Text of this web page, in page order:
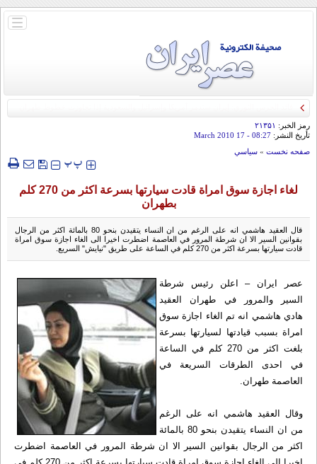
باز
رمز الخبر: ۲۱۳۵۱
تأريخ النشر: 08:27
- 17 March 2010
صفحه نخست » سياسي
‍‍‍ پپ
لغاء اجازة سوق امراة قادت سيارتها بسرعة اكثر من 270 كلم
بطهران
قال العقيد هاشمي انه على الرغم من ان النساء يتقيدن بنحو 80 بالمائة اكثر من الرجال
بقوانين السير الا ان شرطة المرور في العاصمة اضطرت اخيرا الى الغاء اجازة سوق امراة
قادت سيارتها بسرعة اكثر من 270 كلم في الساعة على طريق "نيايش" السريع.
عصر ايران – اعلن رئيس شرطة
السير والمرور في طهران العقيد
هادي هاشمي انه تم الغاء اجازة سوق
امراة بسبب قيادتها لسيارتها بسرعة
بلغت اكثر من 270 كلم في الساعة
في احدى الطرقات السريعة في
العاصمة طهران.
وقال العقيد هاشمي انه على الرغم
من ان النساء يتقيدن بنحو 80 بالمائة
اكثر من الرجال بقوانين السير الا ان شرطة المرور في العاصمة اضطرت